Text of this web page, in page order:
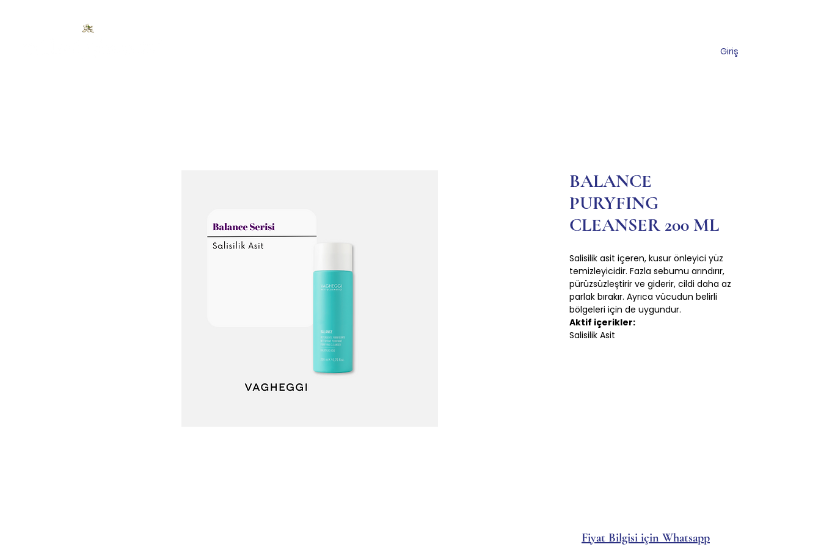
Giriş
BALANCE
PURYFING
CLEANSER 200 ML
Salisilik asit içeren, kusur önleyici yüz
temizleyicidir. Fazla sebumu arındırır,
pürüzsüzleştirir ve giderir, cildi daha az
parlak bırakır. Ayrıca vücudun belirli
bölgeleri için de uygundur.
Aktif içerikler:
Salisilik Asit
Fiyat Bilgisi için Whatsapp